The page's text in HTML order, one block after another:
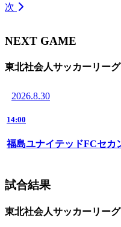
次
NEXT GAME
東北社会人サッカーリー
2026.8.30
14:00
福島ユナイテッドFCセカ
試合結果
東北社会人サッカーリー